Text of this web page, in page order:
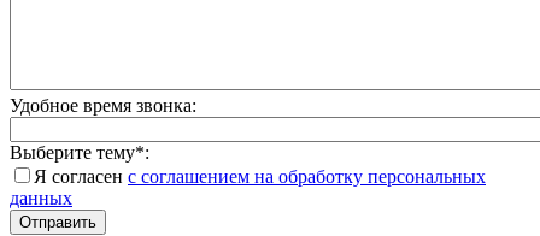
Удобное время звонка:
Выберите тему*:
Я согласен с соглашением на обработку персональных
данных